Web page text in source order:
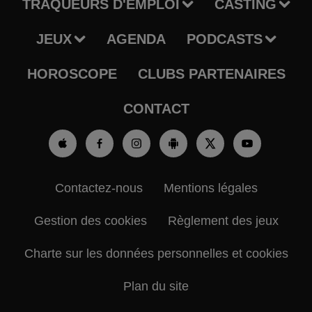
TRAQUEURS D'EMPLOI CASTING
JEUX AGENDA PODCASTS
HOROSCOPE CLUBS PARTENAIRES
CONTACT
Contactez-nous Mentions légales
Gestion des cookies Règlement des jeux
Charte sur les données personnelles et cookies
Plan du site